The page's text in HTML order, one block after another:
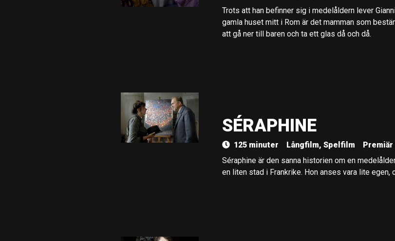
Trots att han befinner sig i medelåldern lever
gamla huset mitt i Rom är det mamman som
att gå ner till baren och ta ett glas då och då.
SÉRAPHINE
125 minuter Långfilm, Spelfilm
Premiär
Séraphine är den sanna historien om en
en liten stad i Frankrike. Hon anses vara lite egen,